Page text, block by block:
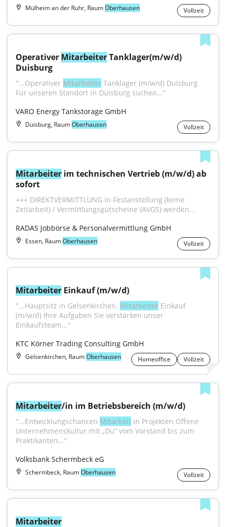
Mülheim an der Ruhr, RaumOberhausen Vollzeit
Operativer Mitarbeiter Tanklager(m/w/d)
Duisburg
"...Operativer Mitarbeiter Tanklager (m/w/d) Duisburg
Für unseren Standort in Duisburg suchen..."
VARO Energy Tankstorage GmbH
Duisburg, RaumOberhausen Vollzeit
Mitarbeiter im technischen Vertrieb (m/w/d) ab
sofort
+++ DIREKTVERMITTLUNG in Festanstellung (keine
Zeitarbeit) / Vermittlungsgutscheine (AVGS) werden...
RADAS Jobbörse & Personalvermittlung GmbH
Essen, RaumOberhausen Vollzeit
Mitarbeiter Einkauf (m/w/d)
"...Hauptsitz in Gelsenkirchen. Mitarbeiter Einkauf
(m/w/d) Ihre Aufgaben Sie verstärken unser
Einkaufsteam..."
KTC Körner Trading Consulting GmbH
Gelsenkirchen, RaumOberhausen Homeoffice Vollzeit
Mitarbeiter/in im Betriebsbereich (m/w/d)
"...Entwicklungschancen Mitarbeit in Projekten Offene
Unternehmenskultur mit „Du“ vom Vorstand bis zum
Praktikanten..."
Volksbank Schermbeck eG
Schermbeck, RaumOberhausen Vollzeit
Mitarbeiter